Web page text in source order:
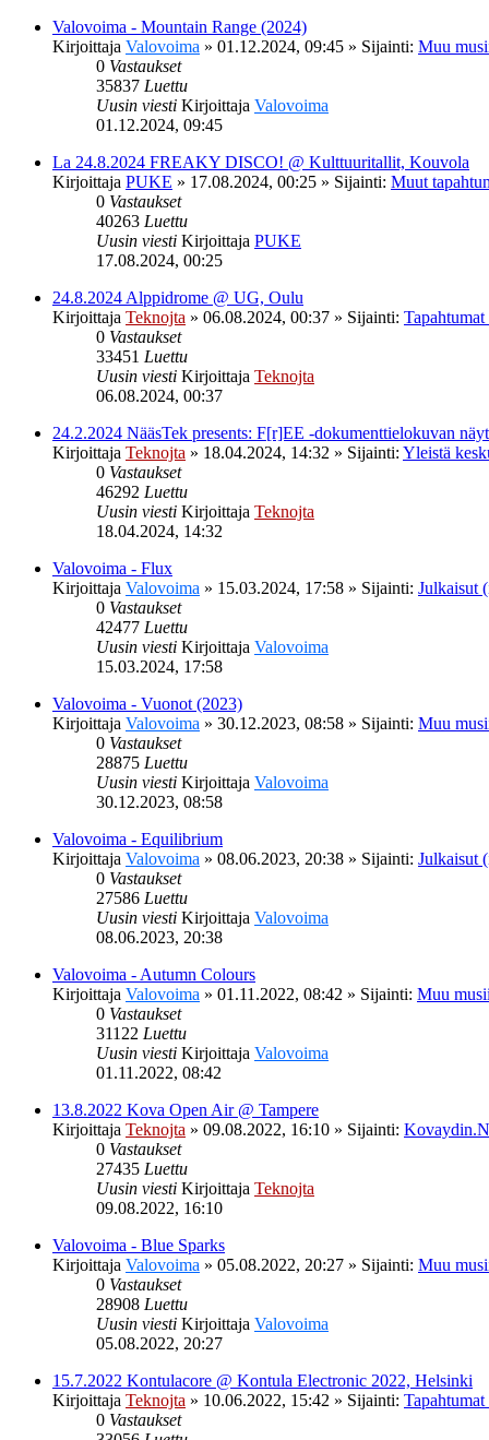
Valovoima - Mountain Range (2024)
Kirjoittaja Valovoima » 01.12.2024, 09:45 » Sijainti: Muu
0 Vastaukset
35837 Luettu
Uusin viesti Kirjoittaja Valovoima
01.12.2024, 09:45
La 24.8.2024 FREAKY DISCO! @ Kulttuuritallit, Kouvola
Kirjoittaja PUKE » 17.08.2024, 00:25 » Sijainti: Muut
0 Vastaukset
40263 Luettu
Uusin viesti Kirjoittaja PUKE
17.08.2024, 00:25
24.8.2024 Alppidrome @ UG, Oulu
Kirjoittaja Teknojta » 06.08.2024, 00:37 » Sijainti: Tapahtumat
0 Vastaukset
33451 Luettu
Uusin viesti Kirjoittaja Teknojta
06.08.2024, 00:37
24.2.2024 NääsTek presents: F[r]EE -dokumenttielokuvan
Kirjoittaja Teknojta » 18.04.2024, 14:32 » Sijainti: Yleistä
0 Vastaukset
46292 Luettu
Uusin viesti Kirjoittaja Teknojta
18.04.2024, 14:32
Valovoima - Flux
Kirjoittaja Valovoima » 15.03.2024, 17:58 » Sijainti: Julkaisut
0 Vastaukset
42477 Luettu
Uusin viesti Kirjoittaja Valovoima
15.03.2024, 17:58
Valovoima - Vuonot (2023)
Kirjoittaja Valovoima » 30.12.2023, 08:58 » Sijainti: Muu
0 Vastaukset
28875 Luettu
Uusin viesti Kirjoittaja Valovoima
30.12.2023, 08:58
Valovoima - Equilibrium
Kirjoittaja Valovoima » 08.06.2023, 20:38 » Sijainti: Julkaisut
0 Vastaukset
27586 Luettu
Uusin viesti Kirjoittaja Valovoima
08.06.2023, 20:38
Valovoima - Autumn Colours
Kirjoittaja Valovoima » 01.11.2022, 08:42 » Sijainti: Muu
0 Vastaukset
31122 Luettu
Uusin viesti Kirjoittaja Valovoima
01.11.2022, 08:42
13.8.2022 Kova Open Air @ Tampere
Kirjoittaja Teknojta » 09.08.2022, 16:10 » Sijainti:
0 Vastaukset
27435 Luettu
Uusin viesti Kirjoittaja Teknojta
09.08.2022, 16:10
Valovoima - Blue Sparks
Kirjoittaja Valovoima » 05.08.2022, 20:27 » Sijainti: Muu
0 Vastaukset
28908 Luettu
Uusin viesti Kirjoittaja Valovoima
05.08.2022, 20:27
15.7.2022 Kontulacore @ Kontula Electronic 2022, Helsinki
Kirjoittaja Teknojta » 10.06.2022, 15:42 » Sijainti: Tapahtumat
0 Vastaukset